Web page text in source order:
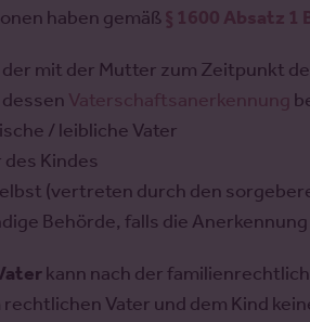
haben gemäß§ 1600 Absatz 1
der mit der Mutter zum Zeitpunkt
Vaterschaftsanerkennung
/ leibliche Vater
Kindes
(vertreten durch den
Behörde, falls die
kann nach der
Vater und dem Kind